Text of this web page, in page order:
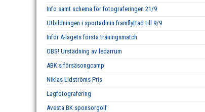
Info samt schema för fotograferingen 21/9
Utbildningen i sportadmin framflyttad till 9/9
Inför A-lagets första träningsmatch
OBS! Urstädning av ledarrum
ABK:s försäsongcamp
Niklas Lidströms Pris
Lagfotografering
Avesta BK sponsorgolf